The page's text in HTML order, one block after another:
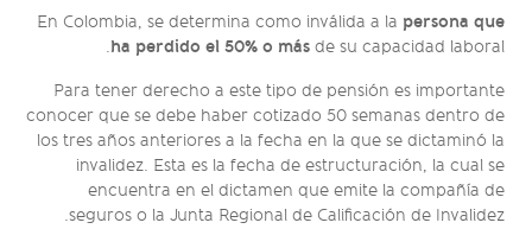
En Colombia, se determina como inválida a lapersona que
ha perdido el 50% o másde su capacidad laboral.
Para tener derecho a este tipo de pensión es importante
conocer que se debe haber cotizado 50 semanas dentro de
los tres años anteriores a la fecha en la que se dictaminó la
invalidez. Esta es la fecha de estructuración, la cual se
encuentra en el dictamen que emite la compañía de
seguros o la Junta Regional de Calificación de Invalidez.